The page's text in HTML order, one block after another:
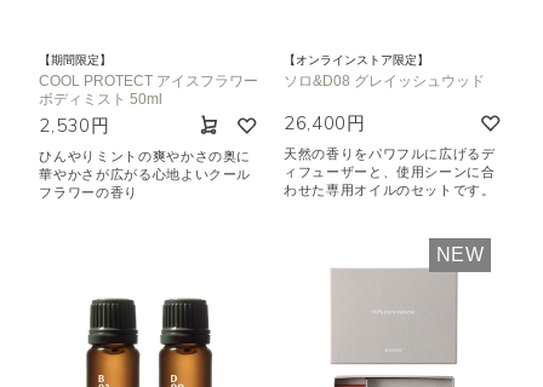
【期間限定】
COOL PROTECT アイスフラワー
ボディミスト 50ml
2,530円
ひんやりミントの爽やかさの奥に
華やかさが広がる心地よいクール
フラワーの香り
【オンラインストア限定】
ソロ&D08 グレイッシュウッド
26,400円
天然の香りをパワフルに広げるデ
ィフューザーと、使用シーンに合
わせた専用オイルのセットです。
NEW